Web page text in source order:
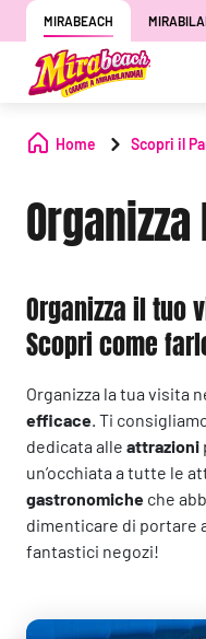
MIRABEACH
Home Scopri il
Organizza il tuo
Scopri come
Organizza la tua visita
efficace. Ti
dedicata alle attrazioni
un’occhiata a tutte le
gastronomiche che
dimenticare di portare
fantastici negozi!